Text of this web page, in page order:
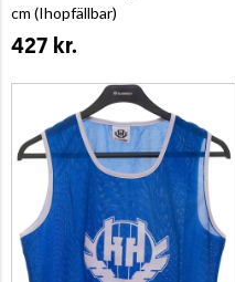
cm (Ihopfällbar)
427 kr.